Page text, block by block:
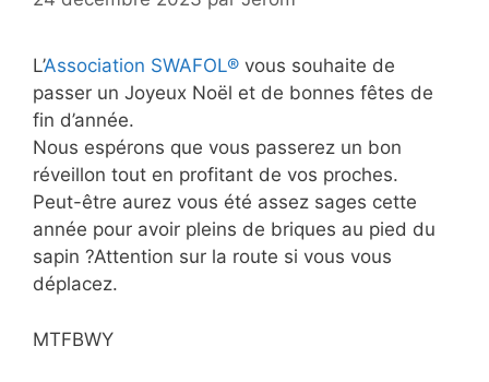
L’Association SWAFOL® vous souhaite de
passer un Joyeux Noël et de bonnes fêtes de
fin d’année.
Nous espérons que vous passerez un bon
réveillon tout en profitant de vos proches.
Peut-être aurez vous été assez sages cette
année pour avoir pleins de briques au pied du
sapin ?Attention sur la route si vous vous
déplacez.
MTFBWY